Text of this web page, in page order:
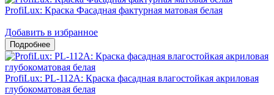
ProfiLux: Краска Фасадная фактурная матовая белая
Добавить в избранное
ProfiLux: PL-112А: Краска фасадная влагостойкая акриловая
глубокоматовая белая